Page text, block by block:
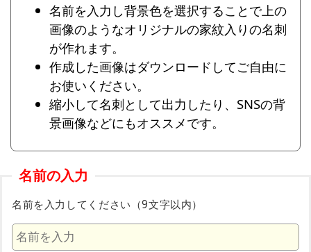
名前を入力し背景色を選択することで上の
画像のようなオリジナルの家紋入りの名刺
が作れます。
作成した画像はダウンロードしてご自由に
お使いください。
縮小して名刺として出力したり、SNSの背
景画像などにもオススメです。
名前の入力
名前を入力してください（9文字以内）